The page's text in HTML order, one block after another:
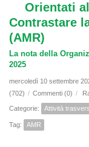
Orientati
Contrastare
(AMR)
La nota della
2025
mercoledì 10 settembre
(702) / Commenti (0) /
Categorie: Attività
Tag: AMR